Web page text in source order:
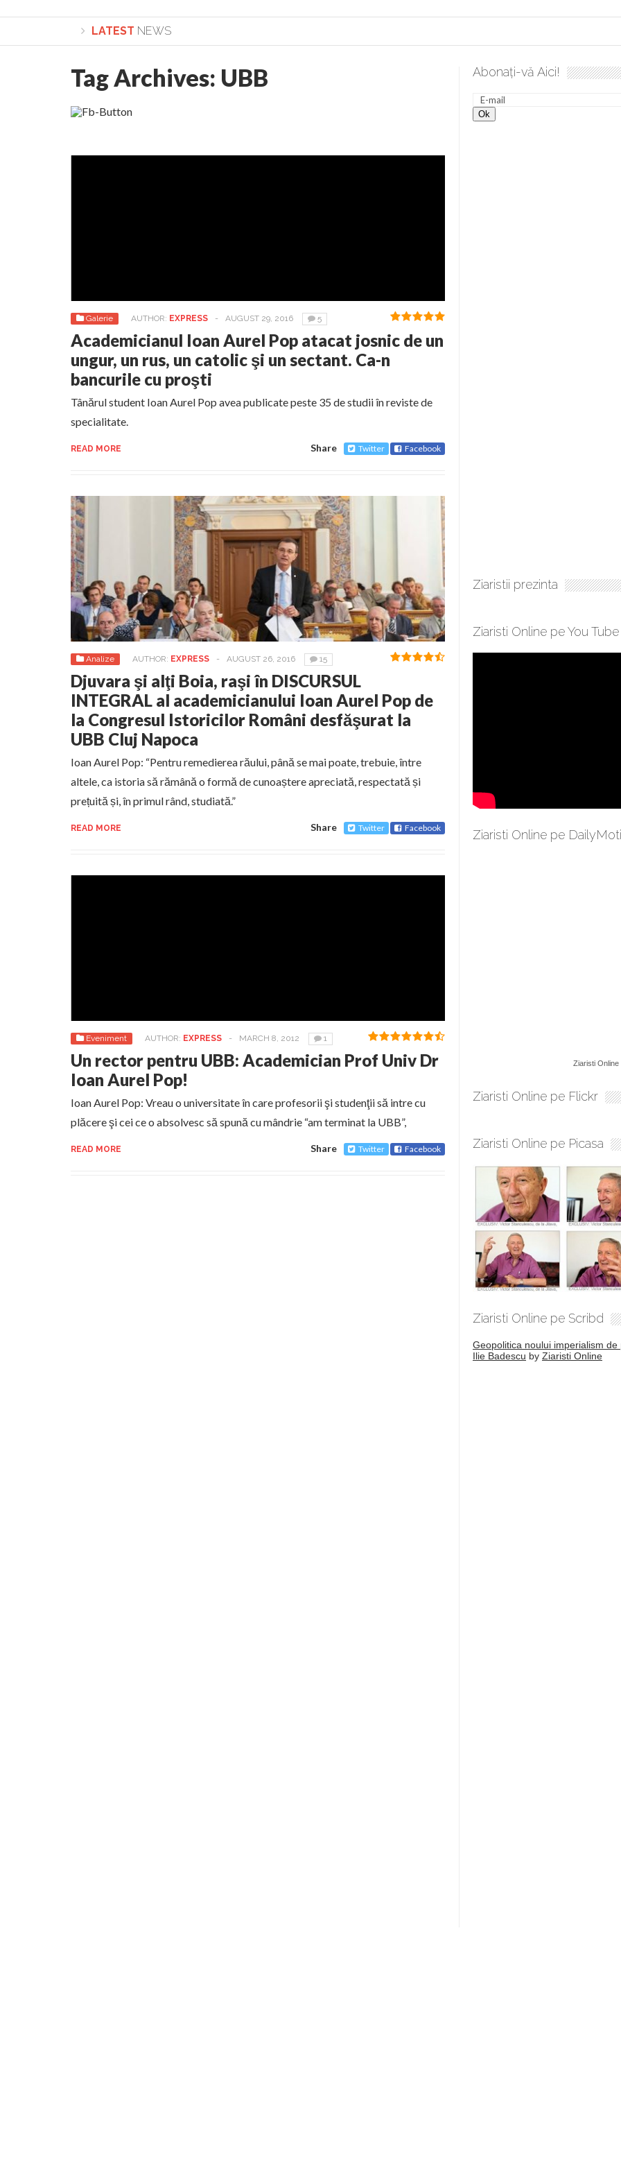
LATEST NEWS
Lepădarea de sine și urmarea lui Hristos. Calea spre desăvârșire. Gând de duminică de Elena Solunca Moise
Tag Archives: UBB
Galerie AUTHOR: EXPRESS - AUGUST 29, 2016 5
Academicianul Ioan Aurel Pop atacat josnic de un
ungur, un rus, un catolic şi un sectant. Ca-n
bancurile cu proşti
Tânărul student Ioan Aurel Pop avea publicate peste 35 de studii în reviste de
specialitate.
READ MORE Share Twitter Facebook
Analize AUTHOR: EXPRESS - AUGUST 26, 2016 15
Djuvara şi alţi Boia, raşi în DISCURSUL
INTEGRAL al academicianului Ioan Aurel Pop de
la Congresul Istoricilor Români desfăşurat la
UBB Cluj Napoca
Ioan Aurel Pop: “Pentru remedierea răului, până se mai poate, trebuie, între
altele, ca istoria să rămână o formă de cunoaștere apreciată, respectată și
prețuită și, în primul rând, studiată.”
READ MORE Share Twitter Facebook
Eveniment AUTHOR: EXPRESS - MARCH 8, 2012 1
Un rector pentru UBB: Academician Prof Univ Dr
Ioan Aurel Pop!
Ioan Aurel Pop: Vreau o universitate în care profesorii şi studenţii să intre cu
plăcere şi cei ce o absolvesc să spună cu mândrie “am terminat la UBB”,
READ MORE Share Twitter Facebook
Abonați-vă Aici!
Ziaristii prezinta
Ziaristi Online pe You Tube
Ziaristi Online pe
Ziaristi Online
Ziaristi Online pe Flickr
Ziaristi Online pe Picasa
Ziaristi Online pe Scribd
Geopolitica noului imperialism de
Ilie Badescu by Ziaristi Online